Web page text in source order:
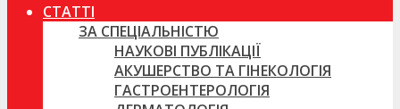
СТАТТІ
ЗА СПЕЦІАЛЬНІСТЮ
НАУКОВІ ПУБЛІКАЦІЇ
АКУШЕРСТВО ТА ГІНЕКОЛОГІЯ
ГАСТРОЕНТЕРОЛОГІЯ